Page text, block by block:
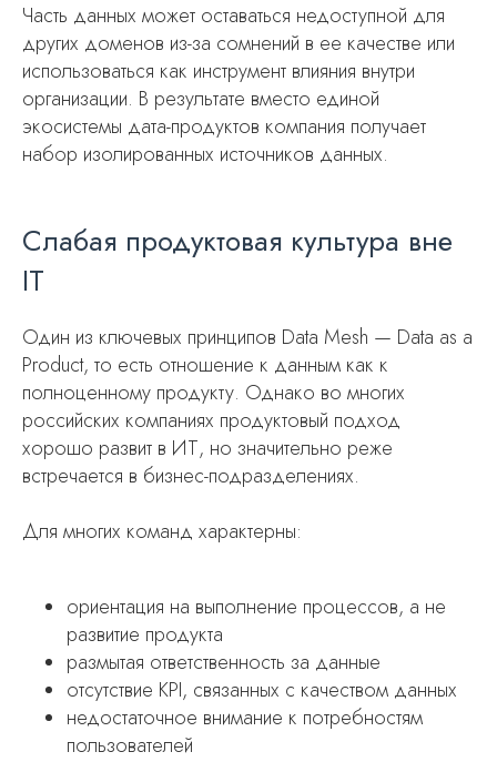
Часть данных может оставаться недоступной для
других доменов из-за сомнений в ее качестве или
использоваться как инструмент влияния внутри
организации. В результате вместо единой
экосистемы дата-продуктов компания получает
набор изолированных источников данных.
Слабая продуктовая культура вне
IT
Один из ключевых принципов Data Mesh — Data as a
Product, то есть отношение к данным как к
полноценному продукту. Однако во многих
российских компаниях продуктовый подход
хорошо развит в ИТ, но значительно реже
встречается в бизнес-подразделениях.
Для многих команд характерны:
ориентация на выполнение процессов, а не
развитие продукта
размытая ответственность за данные
отсутствие KPI, связанных с качеством данных
недостаточное внимание к потребностям
пользователей